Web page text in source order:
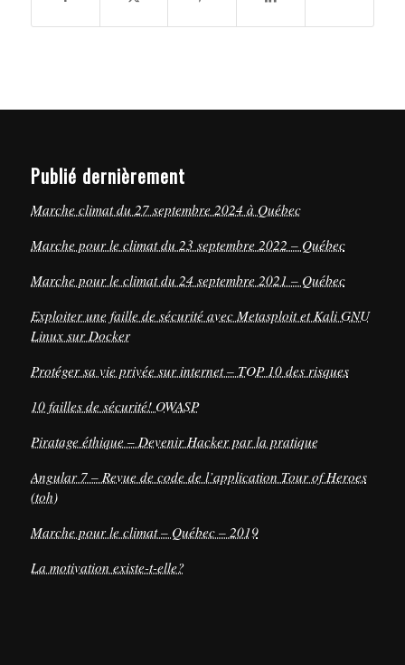
Publié dernièrement
Marche climat du 27 septembre 2024 à Québec
Marche pour le climat du 23 septembre 2022 – Québec
Marche pour le climat du 24 septembre 2021 – Québec
Exploiter une faille de sécurité avec Metasploit et Kali GNU
Linux sur Docker
Protéger sa vie privée sur internet – TOP 10 des risques
10 failles de sécurité! OWASP
Piratage éthique – Devenir Hacker par la pratique
Angular 7 – Revue de code de l’application Tour of Heroes
(toh)
Marche pour le climat – Québec – 2019
La motivation existe-t-elle?